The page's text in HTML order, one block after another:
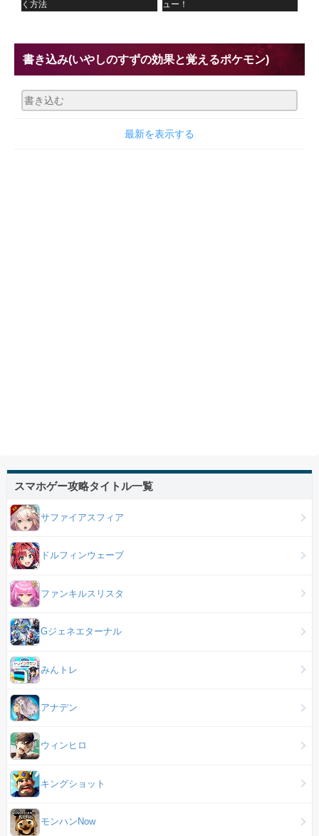
く方法 ュー！
書き込み(いやしのすずの効果と覚えるポケモン)
最新を表示する
スマホゲー攻略タイトル一覧
サファイアスフィア
ドルフィンウェーブ
ファンキルスリスタ
Gジェネエターナル
みんトレ
アナデン
ウィンヒロ
キングショット
モンハンNow